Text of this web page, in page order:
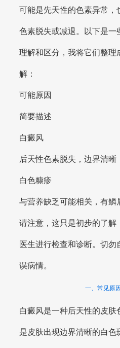
可能是先天性的色素异常，
色素脱失或减退。以下是一
理解和区分，我将它们整理
解：
可能原因
简要描述
白癜风
后天性色素脱失，边界清晰
白色糠疹
与营养缺乏可能相关，有鳞
请注意，这只是初步的了解
医生进行检查和诊断。切
误病情。
一、常见原
白癜风是一种后天性的皮肤
是皮肤出现边界清晰的白色